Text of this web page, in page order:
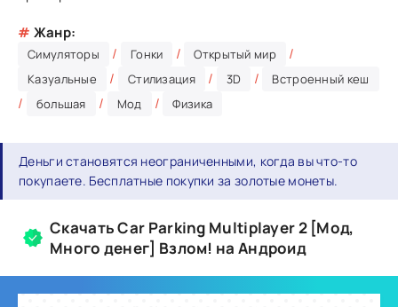
# Жанр:
Симуляторы / Гонки / Открытый мир /
Казуальные / Стилизация / 3D / Встроенный кеш
/ большая / Мод / Физика
Деньги становятся неограниченными, когда вы что-то
покупаете. Бесплатные покупки за золотые монеты.
Скачать Car Parking Multiplayer 2 [Мод,
Много денег] Взлом! на Андроид